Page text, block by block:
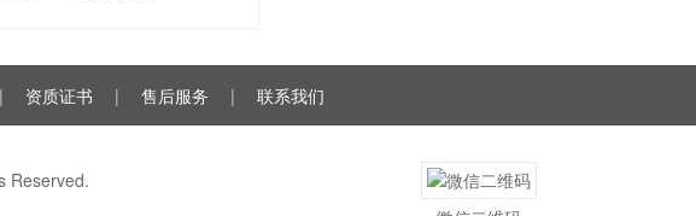
| 资质证书 | 售后服务 | 联系我们
Reserved.